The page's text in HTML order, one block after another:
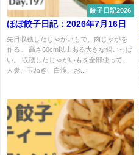
餃子日記2026
ほぼ餃子日記：2026年7月16日
先日収穫したじゃがいもで、肉じゃがを
作る。 高さ60cm以上ある大きな鍋いっぱ
い。 収穫したじゃがいもを全部使って、
人参、玉ねぎ、白滝、お...